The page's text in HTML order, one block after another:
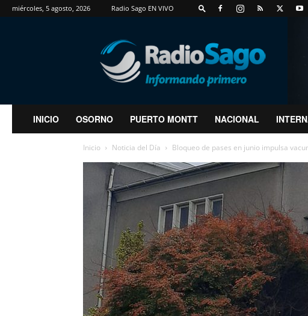
miércoles, 5 agosto, 2026 Radio Sago EN VIVO
RadioSago
INICIO OSORNO PUERTO MONTT NACIONAL
Inicio Noticia del Día Bloqueo de pases en junio impulsa